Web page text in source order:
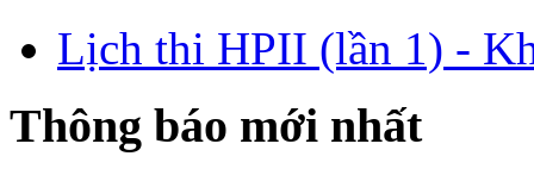
Lịch thi HPII (lần 1) -
Thông báo mới nhất